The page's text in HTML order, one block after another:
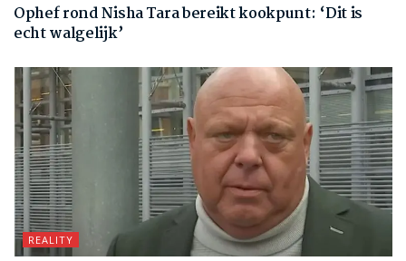
Ophef rond Nisha Tara bereikt kookpunt: ‘Dit is
echt walgelijk’
REALITY